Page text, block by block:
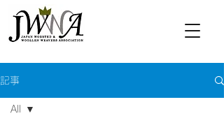
記事
All